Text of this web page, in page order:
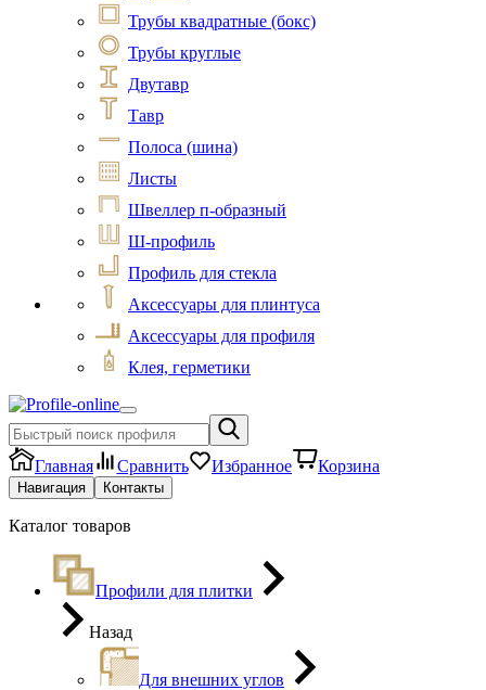
Трубы квадратные (бокс)
Трубы круглые
Двутавр
Тавр
Полоса (шина)
Листы
Швеллер п-образный
Ш-профиль
Профиль для стекла
Аксессуары для плинтуса
Аксессуары для профиля
Клея, герметики
Главная Сравнить Избранное Корзина
Навигация Контакты
Каталог товаров
Профили для плитки
Назад
Для внешних углов